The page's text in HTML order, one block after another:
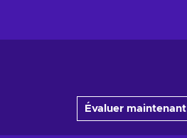
Évaluer maintenant